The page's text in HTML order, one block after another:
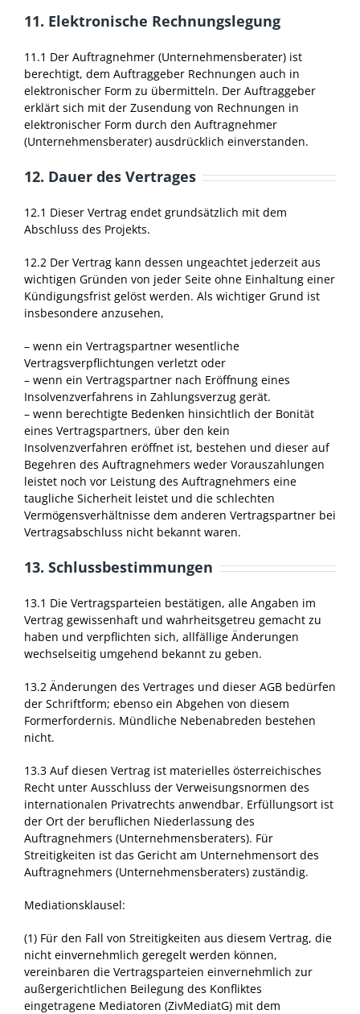
11. Elektronische Rechnungslegung
11.1 Der Auftragnehmer (Unternehmensberater) ist
berechtigt, dem Auftraggeber Rechnungen auch in
elektronischer Form zu übermitteln. Der Auftraggeber
erklärt sich mit der Zusendung von Rechnungen in
elektronischer Form durch den Auftragnehmer
(Unternehmensberater) ausdrücklich einverstanden.
12. Dauer des Vertrages
12.1 Dieser Vertrag endet grundsätzlich mit dem
Abschluss des Projekts.
12.2 Der Vertrag kann dessen ungeachtet jederzeit aus
wichtigen Gründen von jeder Seite ohne Einhaltung einer
Kündigungsfrist gelöst werden. Als wichtiger Grund ist
insbesondere anzusehen,
– wenn ein Vertragspartner wesentliche
Vertragsverpflichtungen verletzt oder
– wenn ein Vertragspartner nach Eröffnung eines
Insolvenzverfahrens in Zahlungsverzug gerät.
– wenn berechtigte Bedenken hinsichtlich der Bonität
eines Vertragspartners, über den kein
Insolvenzverfahren eröffnet ist, bestehen und dieser auf
Begehren des Auftragnehmers weder Vorauszahlungen
leistet noch vor Leistung des Auftragnehmers eine
taugliche Sicherheit leistet und die schlechten
Vermögensverhältnisse dem anderen Vertragspartner bei
Vertragsabschluss nicht bekannt waren.
13. Schlussbestimmungen
13.1 Die Vertragsparteien bestätigen, alle Angaben im
Vertrag gewissenhaft und wahrheitsgetreu gemacht zu
haben und verpflichten sich, allfällige Änderungen
wechselseitig umgehend bekannt zu geben.
13.2 Änderungen des Vertrages und dieser AGB bedürfen
der Schriftform; ebenso ein Abgehen von diesem
Formerfordernis. Mündliche Nebenabreden bestehen
nicht.
13.3 Auf diesen Vertrag ist materielles österreichisches
Recht unter Ausschluss der Verweisungsnormen des
internationalen Privatrechts anwendbar. Erfüllungsort ist
der Ort der beruflichen Niederlassung des
Auftragnehmers (Unternehmensberaters). Für
Streitigkeiten ist das Gericht am Unternehmensort des
Auftragnehmers (Unternehmensberaters) zuständig.
Mediationsklausel:
(1) Für den Fall von Streitigkeiten aus diesem Vertrag, die
nicht einvernehmlich geregelt werden können,
vereinbaren die Vertragsparteien einvernehmlich zur
außergerichtlichen Beilegung des Konfliktes
eingetragene Mediatoren (ZivMediatG) mit dem